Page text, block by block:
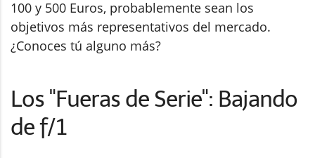
100 y 500 Euros, probablemente sean los
objetivos más representativos del mercado.
¿Conoces tú alguno más?
Los "Fueras de Serie": Bajando
de f/1